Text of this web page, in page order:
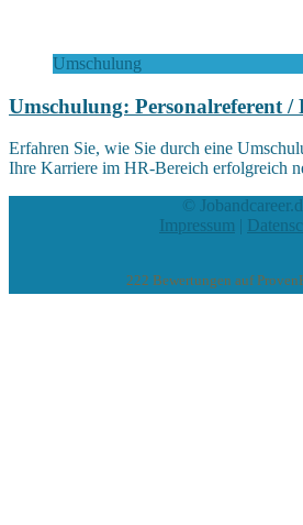
Umschulung
Umschulung: Personalreferent /
Erfahren Sie, wie Sie durch eine
Ihre Karriere im HR-Bereich erfolgreich
©
Impressum |
222 Bewertungen auf